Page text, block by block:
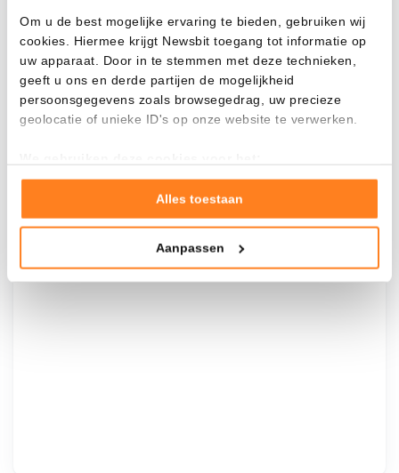
Om u de best mogelijke ervaring te bieden, gebruiken wij
cookies. Hiermee krijgt Newsbit toegang tot informatie op
uw apparaat. Door in te stemmen met deze technieken,
geeft u ons en derde partijen de mogelijkheid
persoonsgegevens zoals browsegedrag, uw precieze
geolocatie of unieke ID's op onze website te verwerken.
Goed laten functioneren van deze website
Verzamelen van gebruiksstatistieken
Tonen en meten van relevante advertenties
Klik hieronder om ons toestemming te geven om deze
Alles toestaan
Aanpassen
Cada
Valor total
$4.345,69
- $ 1.254,31